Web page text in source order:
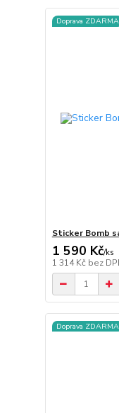
Doprava ZDARMA
Sticker Bomb
1 590 Kč/ks
1 314 Kč bez
Doprava ZDARMA